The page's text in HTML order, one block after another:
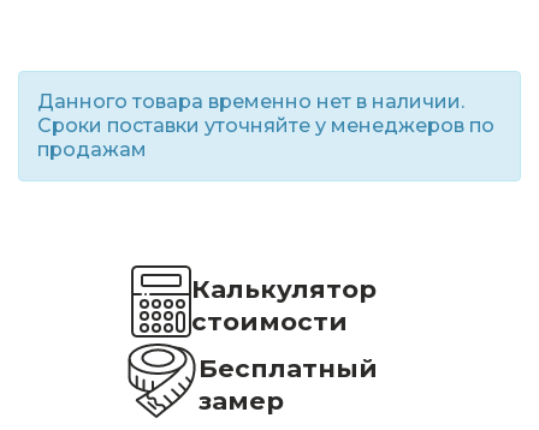
Данного товара временно нет в наличии.
Сроки поставки уточняйте у менеджеров по
продажам
Калькулятор
стоимости
Бесплатный
замер